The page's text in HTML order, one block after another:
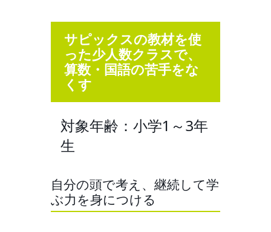
サピックスの教材を使
った少人数クラスで、
算数・国語の苦手をな
くす
対象年齢：小学1～3年
生
自分の頭で考え、継続して学
ぶ力を身につける